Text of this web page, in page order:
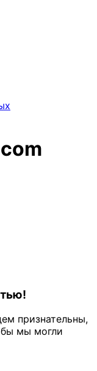
признательны,
мы могли